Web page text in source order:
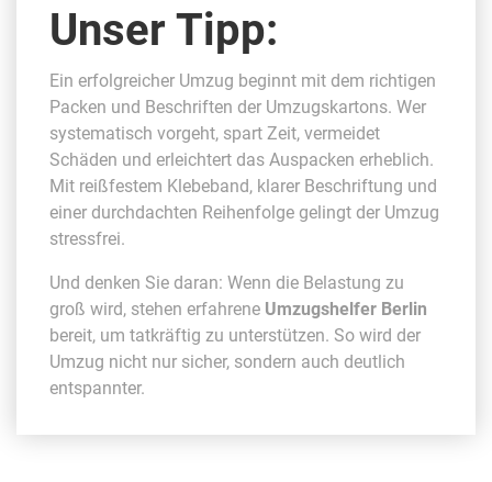
Unser Tipp:
Ein erfolgreicher Umzug beginnt mit dem richtigen
Packen und Beschriften der Umzugskartons. Wer
systematisch vorgeht, spart Zeit, vermeidet
Schäden und erleichtert das Auspacken erheblich.
Mit reißfestem Klebeband, klarer Beschriftung und
einer durchdachten Reihenfolge gelingt der Umzug
stressfrei.
Und denken Sie daran: Wenn die Belastung zu
groß wird, stehen erfahrene Umzugshelfer Berlin
bereit, um tatkräftig zu unterstützen. So wird der
Umzug nicht nur sicher, sondern auch deutlich
entspannter.